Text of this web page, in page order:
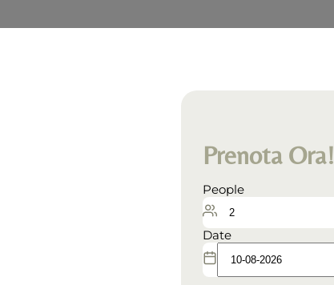
Prenota Ora!
People
Date